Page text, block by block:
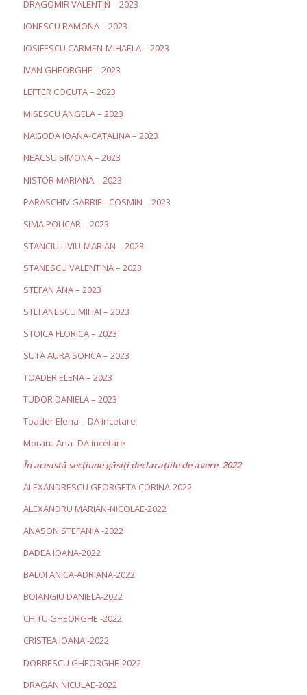
DRAGOMIR VALENTIN – 2023
IONESCU RAMONA – 2023
IOSIFESCU CARMEN-MIHAELA – 2023
IVAN GHEORGHE – 2023
LEFTER COCUTA – 2023
MISESCU ANGELA – 2023
NAGODA IOANA-CATALINA – 2023
NEACSU SIMONA – 2023
NISTOR MARIANA – 2023
PARASCHIV GABRIEL-COSMIN – 2023
SIMA POLICAR – 2023
STANCIU LIVIU-MARIAN – 2023
STANESCU VALENTINA – 2023
STEFAN ANA – 2023
STEFANESCU MIHAI – 2023
STOICA FLORICA – 2023
SUTA AURA SOFICA – 2023
TOADER ELENA – 2023
TUDOR DANIELA – 2023
Toader Elena – DA incetare
Moraru Ana- DA incetare
În această secţiune găsiţi declaraţiile de avere 2022
ALEXANDRESCU GEORGETA CORINA-2022
ALEXANDRU MARIAN-NICOLAE-2022
ANASON STEFANIA -2022
BADEA IOANA-2022
BALOI ANICA-ADRIANA-2022
BOIANGIU DANIELA-2022
CHITU GHEORGHE -2022
CRISTEA IOANA -2022
DOBRESCU GHEORGHE-2022
DRAGAN NICULAE-2022